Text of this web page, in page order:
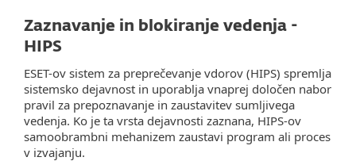
Zaznavanje in blokiranje vedenja -
HIPS
ESET-ov sistem za preprečevanje vdorov (HIPS) spremlja
sistemsko dejavnost in uporablja vnaprej določen nabor
pravil za prepoznavanje in zaustavitev sumljivega
vedenja. Ko je ta vrsta dejavnosti zaznana, HIPS-ov
samoobrambni mehanizem zaustavi program ali proces
v izvajanju.